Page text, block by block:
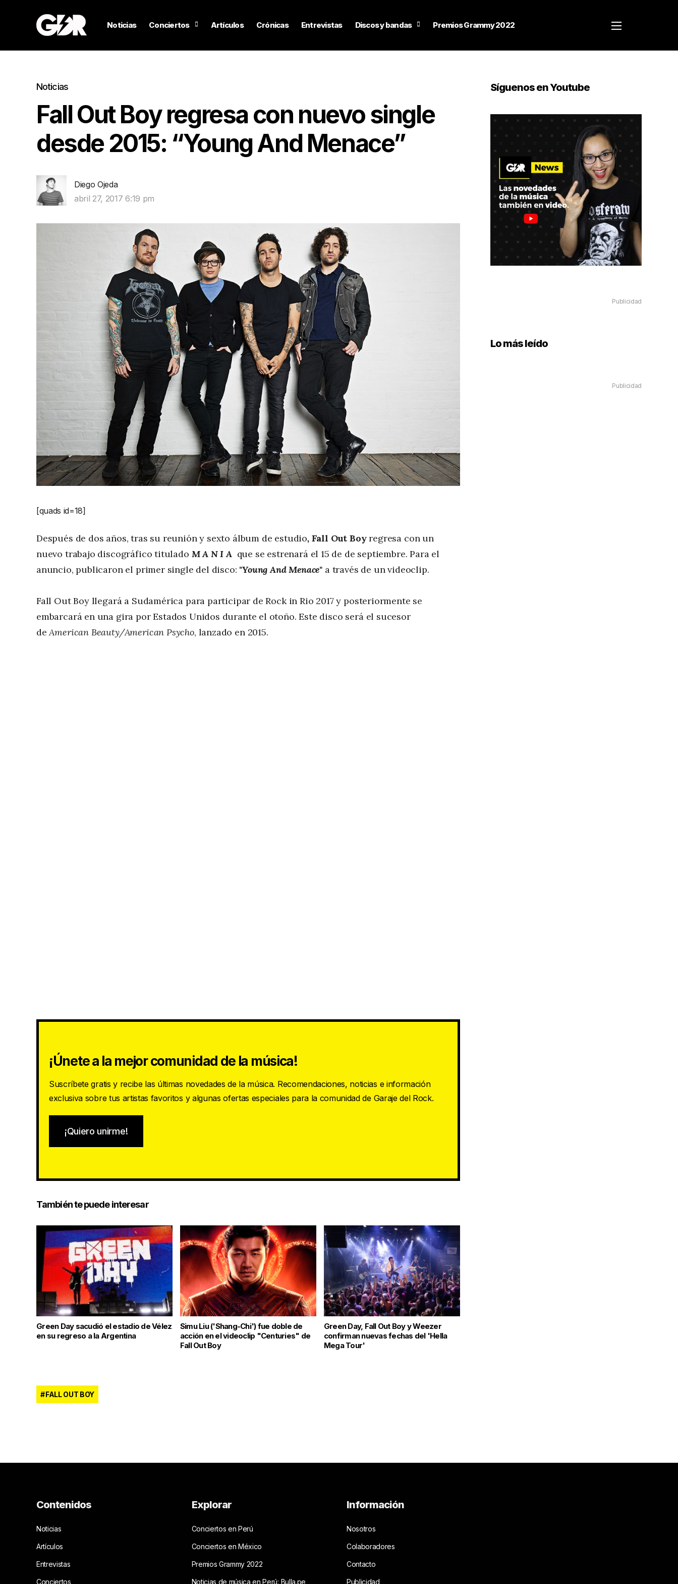
Noticias Conciertos Artículos Crónicas Entrevistas Discos y bandas Premios Grammy 2022
Noticias
Fall Out Boy regresa con nuevo single
desde 2015: “Young And Menace”
Diego Ojeda
abril 27, 2017 6:19 pm
[quads id=18]
Después de dos años, tras su reunión y sexto álbum de estudio, Fall Out Boy regresa con un
nuevo trabajo discográfico titulado M A N I A que se estrenará el 15 de de septiembre. Para el
anuncio, publicaron el primer single del disco: "Young And Menace" a través de un videoclip.
Fall Out Boy llegará a Sudamérica para participar de Rock in Rio 2017 y posteriormente se
embarcará en una gira por Estados Unidos durante el otoño. Este disco será el sucesor
deAmerican Beauty/American Psycho, lanzado en 2015.
¡Únete a la mejor comunidad de la música!
Suscríbete gratis y recibe las últimas novedades de la música. Recomendaciones, noticias e información
exclusiva sobre tus artistas favoritos y algunas ofertas especiales para la comunidad de Garaje del Rock.
¡Quiero unirme!
También te puede interesar
Green Day sacudió el estadio de Vélez
en su regreso a la Argentina
Simu Liu ('Shang-Chi') fue doble de
acción en el videoclip "Centuries" de
Fall Out Boy
Green Day, Fall Out Boy y Weezer
confirman nuevas fechas del 'Hella
Mega Tour'
FALL OUT BOY
Síguenos en Youtube
Publicidad
Lo más leído
Publicidad
Contenidos
Noticias
Artículos
Entrevistas
Conciertos
Explorar
Conciertos en Perú
Conciertos en México
Premios Grammy 2022
Noticias de música en Perú: Bulla.pe
Información
Nosotros
Colaboradores
Contacto
Publicidad